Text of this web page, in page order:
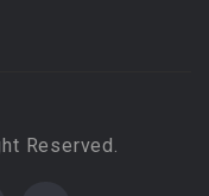
Reserved.